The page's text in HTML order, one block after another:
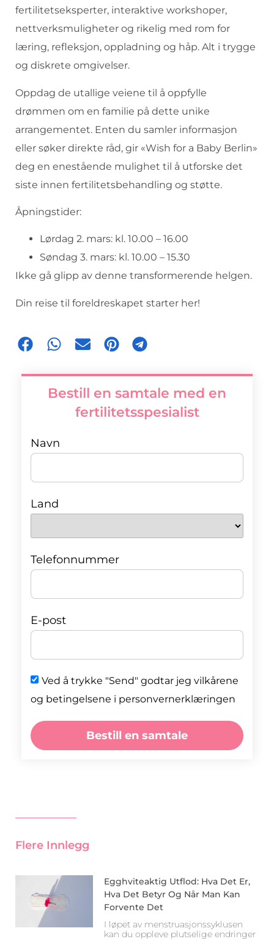
fertilitetseksperter, interaktive workshoper,
nettverksmuligheter og rikelig med rom for
læring, refleksjon, oppladning og håp. Alt i trygge
og diskrete omgivelser.
Oppdag de utallige veiene til å oppfylle
drømmen om en familie på dette unike
arrangementet. Enten du samler informasjon
eller søker direkte råd, gir «Wish for a Baby Berlin»
deg en enestående mulighet til å utforske det
siste innen fertilitetsbehandling og støtte.
Åpningstider:
Lørdag 2. mars: kl. 10.00 – 16.00
Søndag 3. mars: kl. 10.00 – 15.30
Ikke gå glipp av denne transformerende helgen.
Din reise til foreldreskapet starter her!
Bestill en samtale med en
fertilitetsspesialist
Navn
Land
Telefonnummer
E-post
Ved å trykke "Send" godtar jeg vilkårene
og betingelsene i personvernerklæringen
Bestill en samtale
Flere Innlegg
Egghviteaktig Utflod: Hva Det Er,
Hva Det Betyr Og Når Man Kan
Forvente Det
I løpet av menstruasjonssyklusen
kan du oppleve plutselige endringer